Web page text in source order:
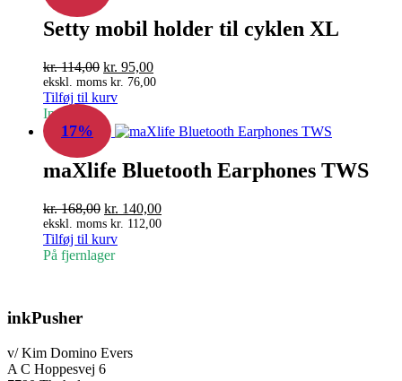
Setty mobil holder til cyklen XL
kr.114,00 Den
oprindelige
pris
var:
kr. 114,00.
kr. 95,00Den
aktuelle
kr. 95,00.
ekskl. moms kr. 76,00
Tilføj til kurv
In Stock
17%
maXlife Bluetooth Earphones TWS
kr.168,00 Den
oprindelige
pris
var:
kr. 140,00Den
aktuelle
ekskl. moms kr. 112,00
Tilføj til kurv
På fjernlager
inkPusher
v/ Kim Domino Evers
A C Hoppesvej 6